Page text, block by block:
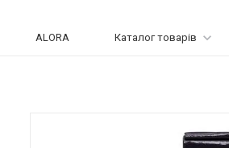
ALORA Каталог товарів